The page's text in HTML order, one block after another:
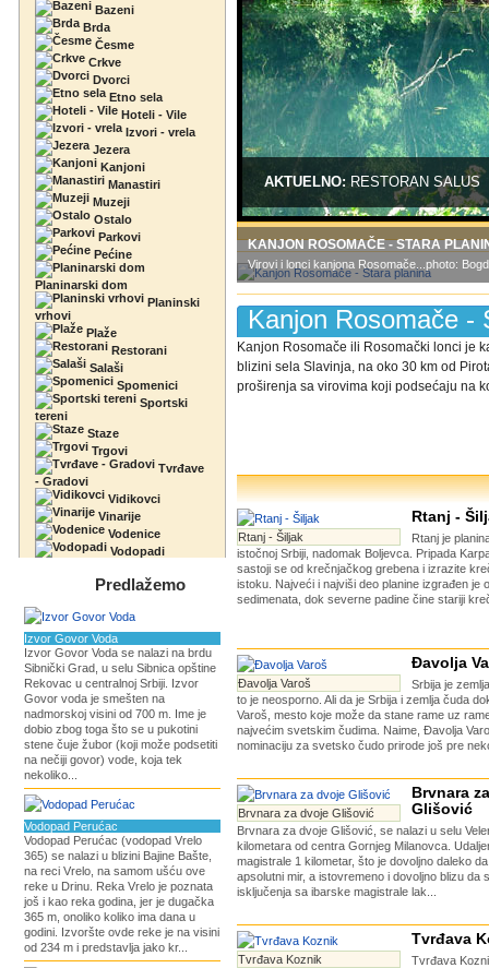
Bazeni
Brda
Česme
Crkve
Dvorci
Etno sela
Hoteli - Vile
Izvori - vrela
Jezera
Kanjoni
Manastiri
Muzeji
Ostalo
Parkovi
Pećine
Planinarski dom
Planinski
vrhovi
Plaže
Restorani
Salaši
Spomenici
Sportski
tereni
Staze
Trgovi
Tvrđave
- Gradovi
Vidikovci
Vinarije
Vodenice
Vodopadi
Predlažemo
Izvor Govor Voda
Izvor Govor Voda se nalazi na brdu
Sibnički Grad, u selu Sibnica opštine
Rekovac u centralnoj Srbiji. Izvor
Govor voda je smešten na
nadmorskoj visini od 700 m. Ime je
dobio zbog toga što se u pukotini
stene čuje žubor (koji može podsetiti
na nečiji govor) vode, koja tek
nekoliko...
Vodopad Perućac
Vodopad Perućac (vodopad Vrelo
365) se nalazi u blizini Bajine Bašte,
na reci Vrelo, na samom ušću ove
reke u Drinu. Reka Vrelo je poznata
još i kao reka godina, jer je dugačka
365 m, onoliko koliko ima dana u
godini. Izvoršte ovde reke je na visini
od 234 m i predstavlja jako kr...
AKTUELNO:RESTORAN SALUS
KANJON ROSOMAČE - STARA
Virovi i lonci kanjona Rosomače...photo:
Kanjon Rosomače -
Kanjon Rosomače ili Rosomački lonci je
blizini sela Slavinja, na oko 30 km od
proširenja sa virovima koji podsećaju na
Rtanj - Šiljak
Rtanj -
Rtanj je
istočnoj Srbiji, nadomak Boljevca. Pripada
sastoji se od krečnjačkog grebena i izrazite
istoku. Najveći i najviši deo planine izgrađen je
sedimenata, dok severne padine čine stariji
Đavolja Varoš
Đavolja
Srbija je
to je neosporno. Ali da je Srbija i zemlja čuda
Varoš, mesto koje može da stane rame uz
najvećim svetskim čudima. Naime, Đavolja
nominaciju za svetsko čudo prirode još pre
Brvnara za dvoje Glišović
Brvnara
Glišović
Brvnara za dvoje Glišović, se nalazi u selu
kilometara od centra Gornjeg Milanovca.
magistrale 1 kilometar, što je dovoljno daleko
apsolutni mir, a istovremeno i dovoljno blizu da
isključenja sa ibarske magistrale lak...
Tvrđava Koznik
Tvrđava
Tvrđava